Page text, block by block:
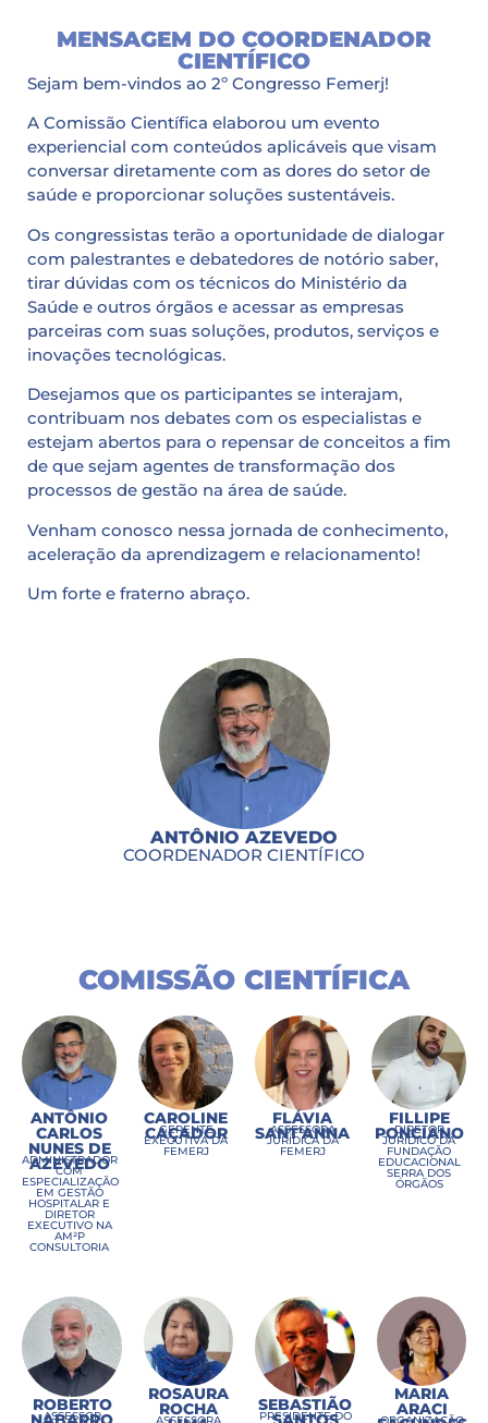
MENSAGEM DO COORDENADOR
CIENTÍFICO
Sejam bem-vindos ao 2º Congresso Femerj!
A Comissão Científica elaborou um evento
experiencial com conteúdos aplicáveis que visam
conversar diretamente com as dores do setor de
saúde e proporcionar soluções sustentáveis.
Os congressistas terão a oportunidade de dialogar
com palestrantes e debatedores de notório saber,
tirar dúvidas com os técnicos do Ministério da
Saúde e outros órgãos e acessar as empresas
parceiras com suas soluções, produtos, serviços e
inovações tecnológicas.
Desejamos que os participantes se interajam,
contribuam nos debates com os especialistas e
estejam abertos para o repensar de conceitos a fim
de que sejam agentes de transformação dos
processos de gestão na área de saúde.
Venham conosco nessa jornada de conhecimento,
aceleração da aprendizagem e relacionamento!
Um forte e fraterno abraço.
ANTÔNIO AZEVEDO
COORDENADOR CIENTÍFICO
COMISSÃO CIENTÍFICA
ANTÔNIO
CARLOS
NUNES DE
AZEVEDO
ADMINISTRADOR
COM
ESPECIALIZAÇÃO
EM GESTÃO
HOSPITALAR E
DIRETOR
EXECUTIVO NA
AM²P
CONSULTORIA
CAROLINE
CAÇADOR
GERENTE
EXECUTIVA DA
FEMERJ
FLÁVIA
SANT’ANNA
ASSESSORA
JURÍDICA DA
FEMERJ
FILLIPE
PONCIANO
DIRETOR
JURÍDICO DA
FUNDAÇÃO
EDUCACIONAL
SERRA DOS
ÓRGÃOS
ROBERTO
ASSESSOR
ROSAURA
ROCHA SEBASTIÃO
PRESIDENTE DO
MARIA
ARACI